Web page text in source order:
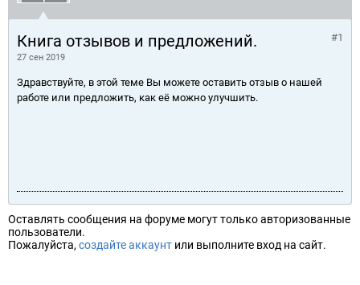
Книга отзывов и предложений.
27 сен 2019
#1
Здравствуйте, в этой теме Вы можете оставить отзыв о нашей
работе или предложить, как её можно улучшить.
Оставлять сообщения на форуме могут только авторизованные
пользователи.
Пожалуйста, создайте аккаунт или выполните вход на сайт.